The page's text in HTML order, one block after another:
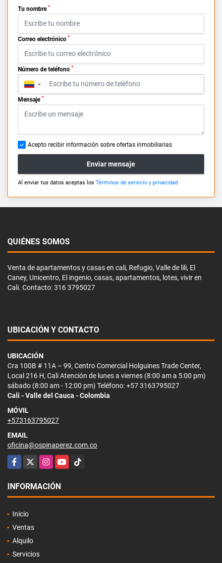
Tu nombre *
Correo electrónico *
Número de teléfono *
▼
Mensaje *
Acepto recibir información sobre ofertas inmobiliarias
Enviar mensaje
Al enviar tus datos aceptas los Términos de servicio y privacidad
QUIÉNES SOMOS
Venta de apartamentos y casas en cali, Refugio, Valle de lili, El
Caney, Unicentro, El ingenio, casas, apartamentos, lotes, vivir en
Cali. Contacto: 316 3795027
UBICACIÓN Y CONTACTO
UBICACIÓN
Cra 100B # 11A – 99, Centro Comercial Holguines Trade Center,
Local 216 H, Cali Atención de lunes a viernes (8:00 am a 5:00 pm)
sábado (8:00 am - 12:00 pm) Teléfono: +57 3163795027
Cali - Valle del Cauca - Colombia
MÓVIL
+573163795027
EMAIL
oficina@ospinaperez.com.co
Facebook
X InstagramYouTubeTikTok
INFORMACIÓN
Inicio
Ventas
Alquilo
Servicios